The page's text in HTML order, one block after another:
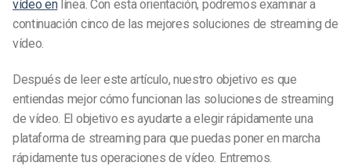
vídeo enlínea. Con esta orientación, podremos examinar a
continuación cinco de las mejores soluciones de streaming de
vídeo.
Después de leer este artículo, nuestro objetivo es que
entiendas mejor cómo funcionan las soluciones de streaming
de vídeo. El objetivo es ayudarte a elegir rápidamente una
plataforma de streaming para que puedas poner en marcha
rápidamente tus operaciones de vídeo. Entremos.